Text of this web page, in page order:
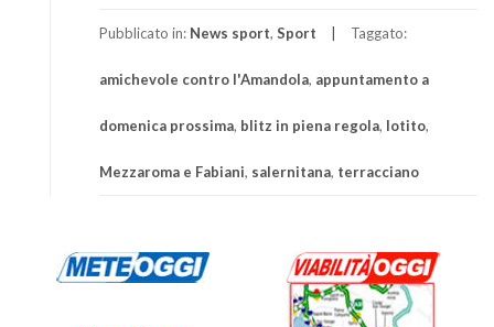
Pubblicato in: News sport, Sport Taggato:
amichevole contro l'Amandola, appuntamento a
domenica prossima, blitz in piena regola, lotito,
Mezzaroma e Fabiani, salernitana, terracciano